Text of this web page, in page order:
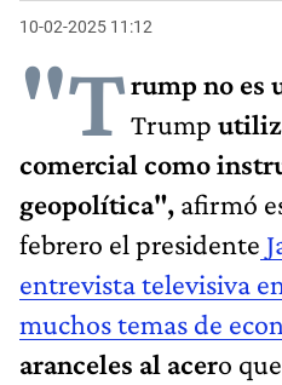
10-02-2025 11:12
"Trump no es
Trump
comercial como
geopolítica", afirmó
febrero el presidente
entrevista televisiva
muchos temas de
aranceles al acero